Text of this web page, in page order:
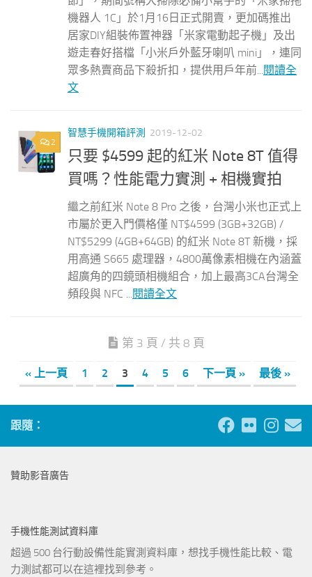
機器人 1C」於1月16日正式開賣，更加碼推出
居家DIY組裝佈置神器「米家電動起子機」及出
遊走春好搭檔「小米戶外藍牙喇叭 mini」，連同
眾多熱賣商品下殺折扣，提供用戶年前...閱讀全
文
2
智慧手機開箱評測 2019-12-02
只要 $4599 起的紅米 Note 8T 值得
買嗎？性能電力實測 + 相機實拍
繼之前紅米 Note 8 Pro 之後，台灣小米也正式上
市屬於更入門價格僅 NT$4599 (3GB+32GB) /
NT$5299 (4GB+64GB) 的紅米 Note 8T 新機，採
用高通 S665 處理器，4800萬像素相機在內涵蓋
超廣角的四鏡頭相機組合，加上最高3CA台灣全
頻段與 NFC ...
閱讀全文
第 3 頁 / 共 8 頁
« 上一頁 1 2 3 4 5 6 下一頁 » 最後 »
跟隨：
贊助影音廣告
手機性能測試資料庫
超過 500 台行動設備性能實測資料庫，想找手機性能比較、電
力測試都可以在這裡找到參考。